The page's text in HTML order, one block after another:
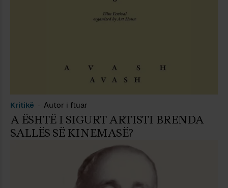
Kritikë Autor i ftuar
A ËSHTË I SIGURT ARTISTI BRENDA
SALLËS SË KINEMASË?